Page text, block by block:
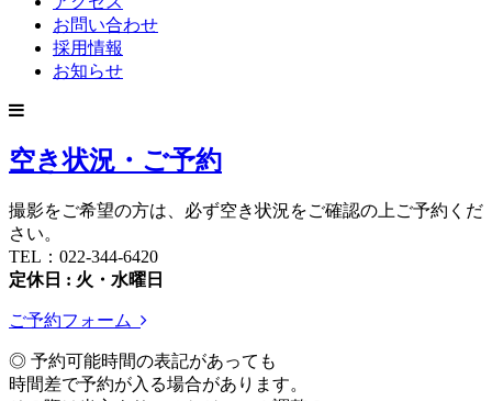
お問い合わせ
採用情報
お知らせ
空き状況・ご予約
撮影をご希望の方は、必ず空き状況をご確認の上ご予約くだ
さい。
TEL：022-344-6420
定休日 : 火・水曜日
ご予約フォーム
◎ 予約可能時間の表記があっても
時間差で予約が入る場合があります。